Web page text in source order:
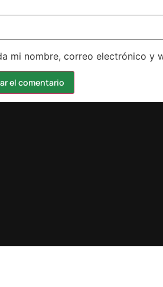
mi nombre, correo electrónico y